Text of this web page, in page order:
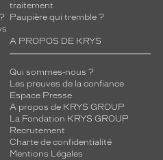
traitement
Paupière qui tremble ?
A PROPOS DE KRYS
Qui sommes-nous ?
Les preuves de la confiance
Espace Presse
A propos de KRYS GROUP
La Fondation KRYS GROUP
Recrutement
Charte de confidentialité
Mentions Légales